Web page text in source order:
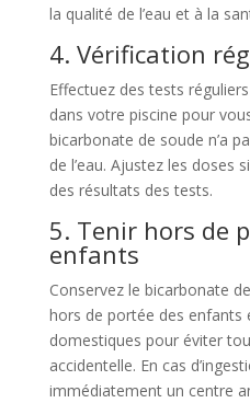
la qualité de l’eau et à la
4. Vérification
Effectuez des tests
dans votre piscine pour
bicarbonate de soude n’a
de l’eau. Ajustez les doses
des résultats des tests.
5. Tenir hors de
enfants
Conservez le bicarbonate
hors de portée des enfants
domestiques pour éviter
accidentelle. En cas
immédiatement un centre